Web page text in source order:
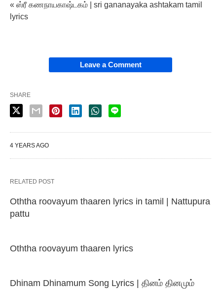
« ஸ்ரீ கணநாயகாஷ்டகம் | sri gananayaka ashtakam tamil
lyrics
Leave a Comment
SHARE
4 YEARS AGO
RELATED POST
Oththa roovayum thaaren lyrics in tamil | Nattupura
pattu
Oththa roovayum thaaren lyrics
Dhinam Dhinamum Song Lyrics | தினம் தினமும்